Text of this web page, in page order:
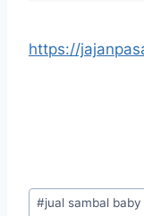
https://
#jual sambal